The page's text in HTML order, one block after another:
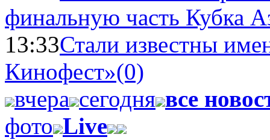
финальную часть Кубка
13:33Стали известны
Кинофест»(0)
вчера сегодня все
фото Live